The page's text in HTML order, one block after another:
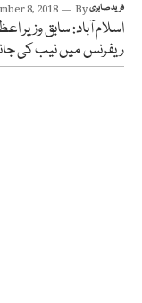
8, 2018 Byفرید صابری
اسلام آباد: سابق
ریفرنس میں نیب کی